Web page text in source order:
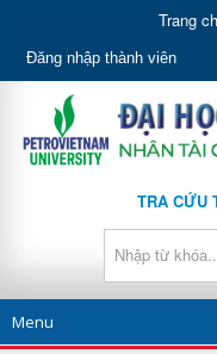
Trang
Đăng nhập thành viên
TRA CỨU
Menu